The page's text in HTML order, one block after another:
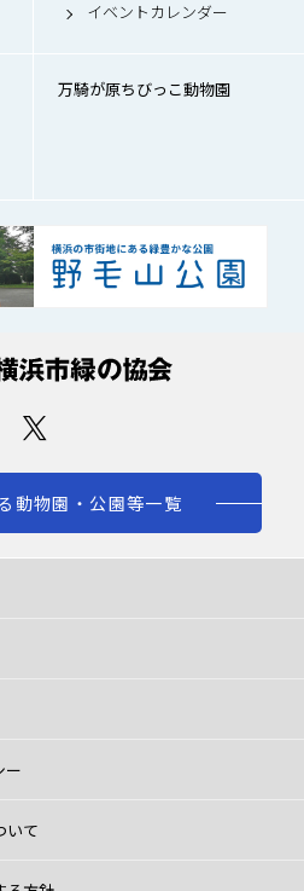
イベントカレンダー
万騎が原ちびっこ動物園
動物園・公園等一覧
ー
いて